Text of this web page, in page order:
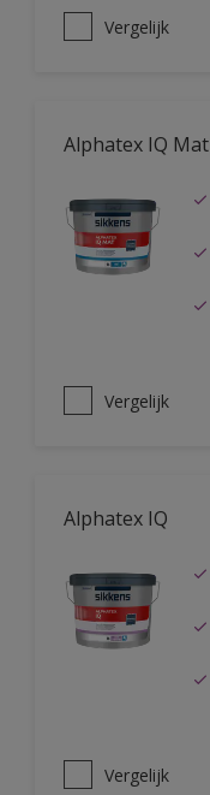
Vergelijk
Alphatex IQ Mat
Vergelijk
Alphatex IQ
Vergelijk